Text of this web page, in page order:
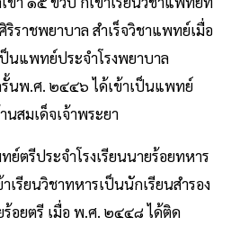
ริราชพยาบาล สำเร็จวิชาแพทย์เมื่อ
นแพทย์ประจำโรงพยาบาล
นพ.ศ. ๒๔๔๖ ได้เข้าเป็นแพทย์
นสมเด็จเจ้าพระยา
รีประจำโรงเรียนนายร้อยทหาร
เรียนวิชาทหารเป็นนักเรียนสำรอง
ร้อยตรี เมื่อ พ.ศ. ๒๔๔๘ ได้ติด